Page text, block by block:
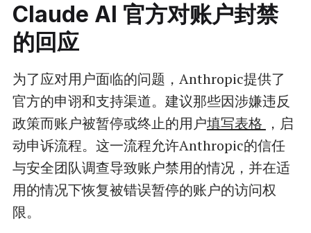
Claude AI 官方对账户封禁
的回应
为了应对用户面临的问题，Anthropic提供了
官方的申诩和支持渠道。建议那些因涉嫌违反
政策而账户被暂停或终止的用户填写表格 ，启
动申诉流程。这一流程允许Anthropic的信任
与安全团队调查导致账户禁用的情况，并在适
用的情况下恢复被错误暂停的账户的访问权
限。